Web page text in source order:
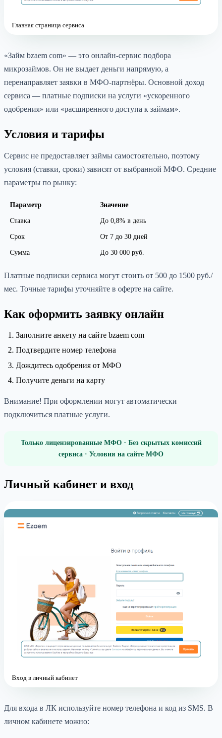
Главная страница сервиса
«Займ bzaem com» — это онлайн-сервис подбора
микрозаймов. Он не выдает деньги напрямую, а
перенаправляет заявки в МФО-партнёры. Основной доход
сервиса — платные подписки на услуги «ускоренного
одобрения» или «расширенного доступа к займам».
Условия и тарифы
Сервис не предоставляет займы самостоятельно, поэтому
условия (ставки, сроки) зависят от выбранной МФО. Средние
параметры по рынку:
Параметр Значение
Ставка До 0,8% в день
Срок От 7 до 30 дней
Сумма До 30 000 руб.
Платные подписки сервиса могут стоить от 500 до 1500 руб./
мес. Точные тарифы уточняйте в оферте на сайте.
Как оформить заявку онлайн
Заполните анкету на сайте bzaem com
Подтвердите номер телефона
Дождитесь одобрения от МФО
Получите деньги на карту
Внимание! При оформлении могут автоматически
подключиться платные услуги.
Только лицензированные МФО · Без скрытых комиссий
сервиса · Условия на сайте МФО
Личный кабинет и вход
Вход в личный кабинет
Для входа в ЛК используйте номер телефона и код из SMS. В
личном кабинете можно: